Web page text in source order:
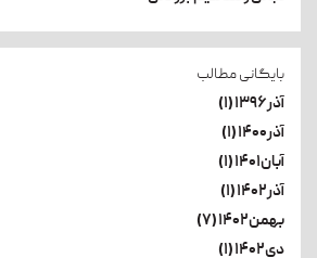
بایگانی مطالب
آذر۱۳۹۶ (۱)
آذر۱۴۰۰ (۱)
آبان۱۴۰۱ (۱)
آذر۱۴۰۲ (۱)
بهمن۱۴۰۲ (۷)
دی۱۴۰۲ (۱)